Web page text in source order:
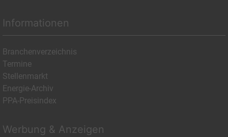
Informationen
Branchenverzeichnis
Termine
Stellenmarkt
Energie-Archiv
PPA-Preisindex
Werbung & Anzeigen